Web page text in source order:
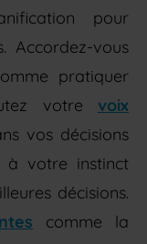
pour
Accordez-vous
pratiquer
votre voix
vos décisions
à votre instinct
décisions.
comme la